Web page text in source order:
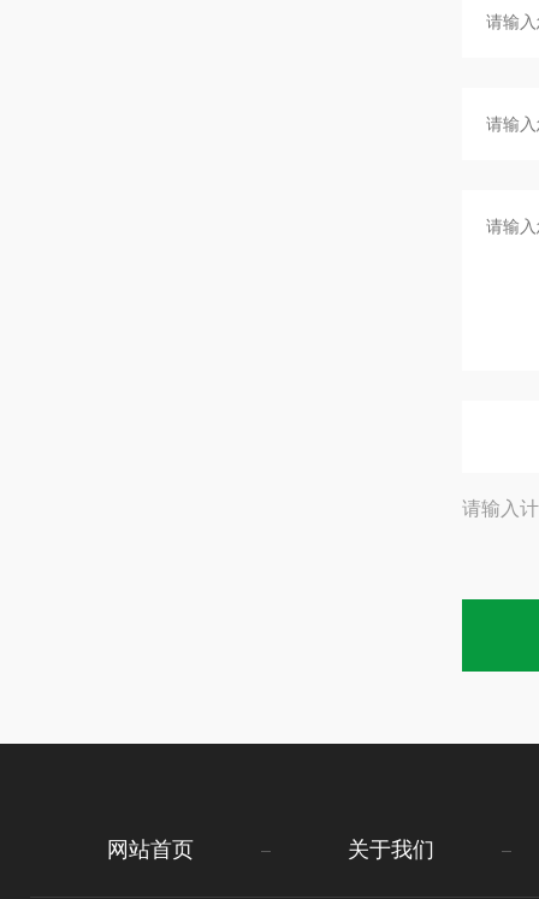
请输入
网站首页 关于我们